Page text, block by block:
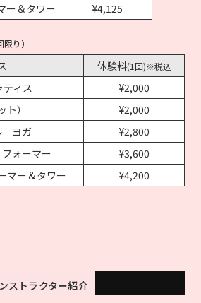
ー＆タワー
¥4,125
り）
体験料(1回)※税込
ィス
¥2,000
ト）
¥2,000
ヨガ
¥2,800
ォーマー
¥3,600
マー＆タワー
¥4,200
ストラクター紹介